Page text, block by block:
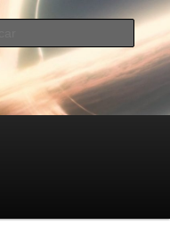
Personalidad
Buscar